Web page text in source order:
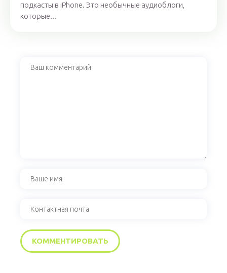
подкасты в iPhone. Это необычные аудиоблоги,
которые...